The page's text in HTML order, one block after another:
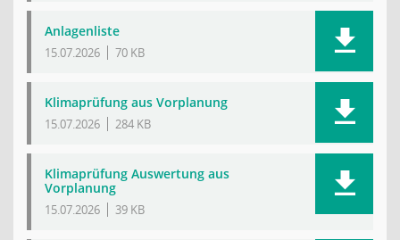
Anlagenliste
15.07.2026 70 KB
Klimaprüfung aus Vorplanung
15.07.2026 284 KB
Klimaprüfung Auswertung aus
Vorplanung
15.07.2026 39 KB